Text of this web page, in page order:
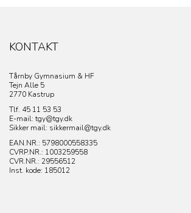
KONTAKT
Tårnby Gymnasium & HF
Tejn Alle 5
2770 Kastrup
Tlf. 45 11 53 53
E-mail: tgy@tgy.dk
Sikker mail: sikkermail@tgy.dk
EAN.NR.: 5798000558335
CVRP.NR.: 1003259558
CVR.NR.: 29556512
Inst. kode: 185012